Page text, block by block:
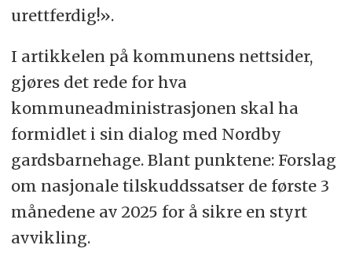
urettferdig!».
I artikkelen på kommunens nettsider,
gjøres det rede for hva
kommuneadministrasjonen skal ha
formidlet i sin dialog med Nordby
gardsbarnehage. Blant punktene: Forslag
om nasjonale tilskuddssatser de første 3
månedene av 2025 for å sikre en styrt
avvikling.